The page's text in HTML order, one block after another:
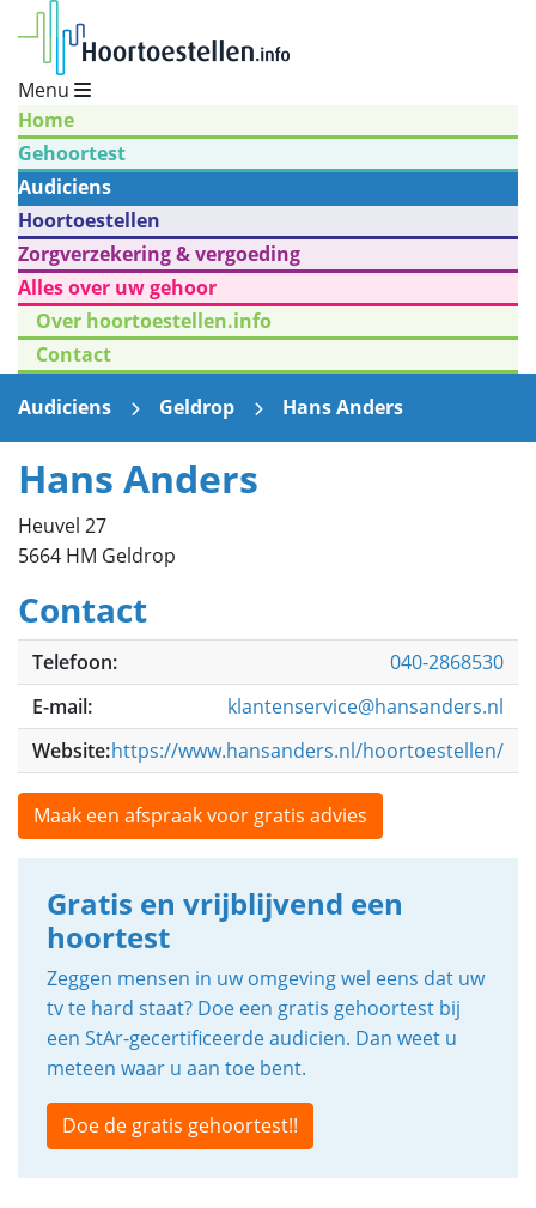
Menu
Home
Gehoortest
Audiciens
Hoortoestellen
Zorgverzekering & vergoeding
Alles over uw gehoor
Over hoortoestellen.info
Contact
Audiciens
Geldrop Hans Anders
Hans Anders
Heuvel 27
5664 HM Geldrop
Contact
Telefoon:
040-2868530
E-mail:
klantenservice@hansanders.nl
Website:https://www.hansanders.nl/hoortoestellen/
Maak een afspraak voor gratis advies
Gratis en vrijblijvend een
hoortest
Zeggen mensen in uw omgeving wel eens dat uw
tv te hard staat? Doe een gratis gehoortest bij
een StAr-gecertificeerde audicien. Dan weet u
meteen waar u aan toe bent.
Doe de gratis gehoortest!!